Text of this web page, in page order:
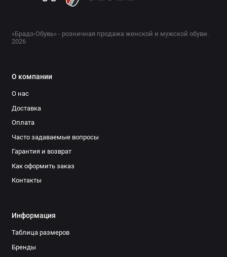
«Брадо-Обувь» - розничная продажа женской и мужской обуви.
2026
О компании
О нас
Доставка
Оплата
Часто задаваемые вопросы
Гарантия и возврат
Как оформить заказ
Контакты
Информация
Таблица размеров
Бренды